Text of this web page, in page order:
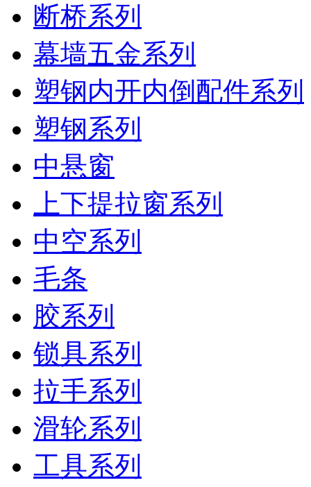
断桥系列
幕墙五金系列
塑钢内开内倒配件系列
塑钢系列
中悬窗
上下提拉窗系列
中空系列
毛条
胶系列
锁具系列
拉手系列
滑轮系列
工具系列